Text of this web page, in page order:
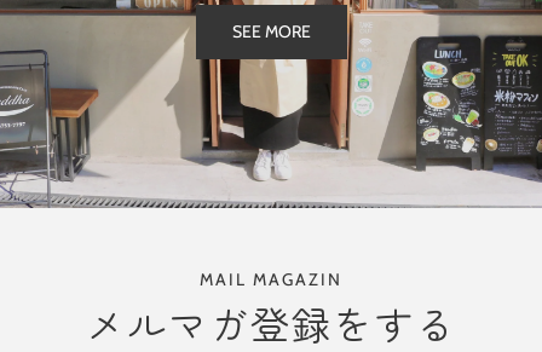
SEE MORE
MAIL MAGAZIN
メルマガ登録をする